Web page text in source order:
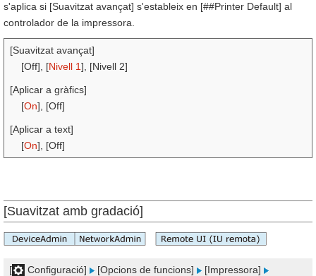
s'aplica si [Suavitzat avançat] s'estableix en [##Printer Default] al
controlador de la impressora.
[Suavitzat avançat]
[Off], [Nivell 1], [Nivell 2]
[Aplicar a gràfics]
[On], [Off]
[Aplicar a text]
[On], [Off]
[Suavitzat amb gradació]
[ Configuració] [Opcions de funcions]
[Impressora]